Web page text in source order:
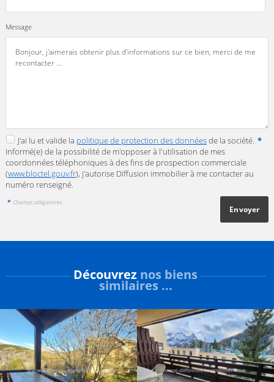
Message
J'ai lu et valide la politique de protection des donnéesde la société. *
Informé(e) de la possibilité de m'opposer à l'utilisation de mes
coordonnées téléphoniques à des fins de prospection commerciale
(www.bloctel.gouv.fr), j'autorise Diffusion immobilier à me contacter au
numéro renseigné.
* Champs obligatoires
Découvrez nos biens
similaires ...